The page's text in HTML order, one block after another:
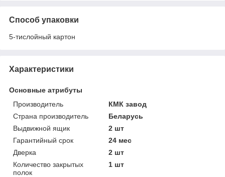
Способ упаковки
5-тислойный картон
Характеристики
Основные атрибуты
Производитель
КМК завод
Страна производитель
Беларусь
Выдвижной ящик
2 шт
Гарантийный срок
24 мес
Дверка
2 шт
Количество закрытых
полок
1 шт